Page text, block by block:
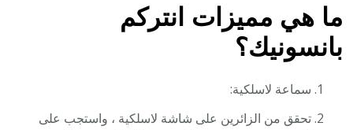
ما هي مميزات انتركم
بانسونيك؟
سماعة لاسلكية:
تحقق من الزائرين على شاشة لاسلكية ، واستجب على